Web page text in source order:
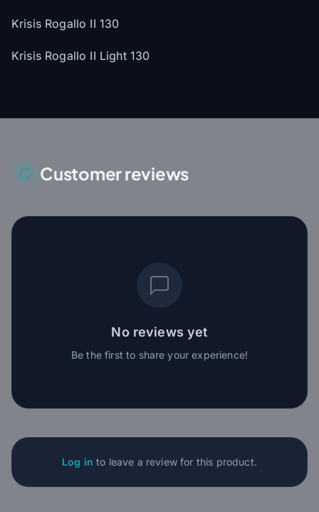
Krisis Rogallo II 130
Krisis Rogallo II Light 130
Customer reviews
No reviews yet
Be the first to share your experience!
Log in to leave a review for this product.